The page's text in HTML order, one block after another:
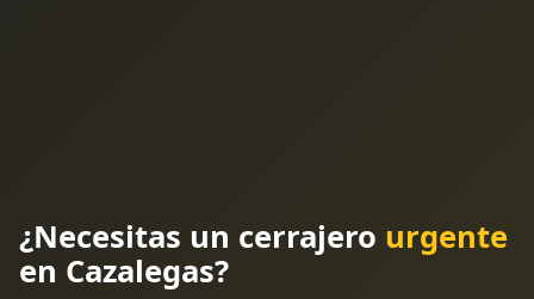
¿Necesitas un cerrajero urgente
en Cazalegas?